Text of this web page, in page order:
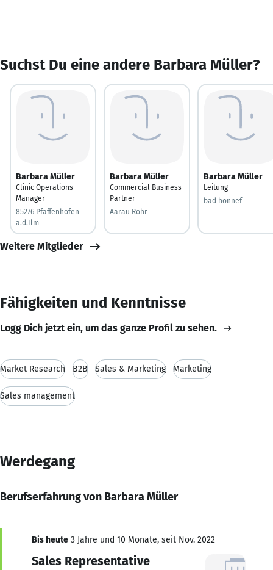
Suchst Du eine andere Barbara Müller?
Barbara Müller
Clinic Operations
Manager
85276 Pfaffenhofen
a.d.Ilm
Barbara Müller
Commercial Business
Partner
Aarau Rohr
Barbara Müller
Leitung
bad honnef
Weitere Mitglieder
Fähigkeiten und Kenntnisse
Logg Dich jetzt ein, um das ganze Profil zu sehen.
Market Research B2B Sales & Marketing Marketing
Sales management
Werdegang
Berufserfahrung von Barbara Müller
Bis heute 3 Jahre und 10 Monate, seit Nov. 2022
Sales Representative